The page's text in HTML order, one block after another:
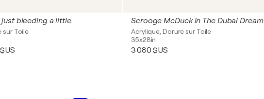
just bleeding a little.
sur Toile
Scrooge McDuck in The Dubai Dream
Acrylique, Dorure sur Toile
35x28in
3 080 $US